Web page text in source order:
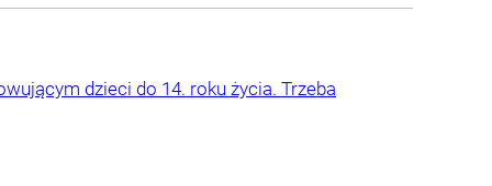
dzieci do 14. roku życia. Trzeba